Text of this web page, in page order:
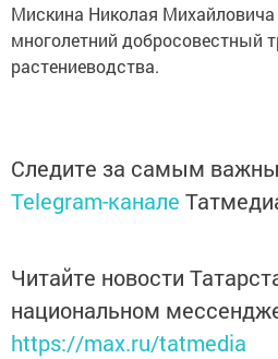
Мискина Николая Михайловича
многолетний добросовестный
растениеводства.
Следите за самым
Telegram-канале
Читайте новости
национальном
https://max.ru/tatmedia